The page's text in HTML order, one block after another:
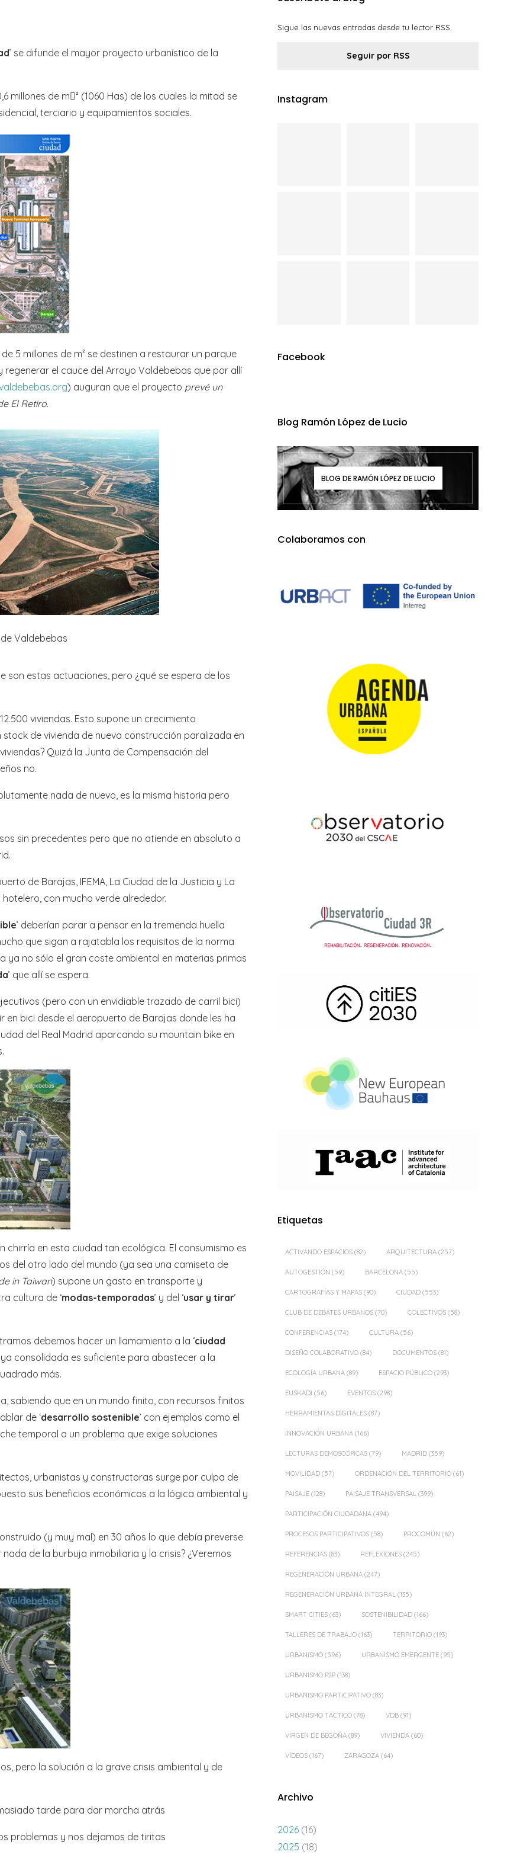
’ se difunde el mayor proyecto urbanístico de la
de m² (1060 Has) de los cuales la mitad se
terciario y equipamientos sociales.
5 millones de m² se destinen a restaurar un parque
el cauce del Arroyo Valdebebas que por allí
) auguran que el proyecto prevé un
El Retiro.
Valdebebas
estas actuaciones, pero ¿qué se espera de los
viviendas. Esto supone un crecimiento
de vivienda de nueva construcción paralizada en
Quizá la Junta de Compensación del
no.
nada de nuevo, es la misma historia pero
sin precedentes pero que no atiende en absoluto a
de Barajas, IFEMA, La Ciudad de la Justicia y La
con mucho verde alrededor.
’ deberían parar a pensar en la tremenda huella
que sigan a rajatabla los requisitos de la norma
ya no sólo el gran coste ambiental en materias primas
’ que allí se espera.
(pero con un envidiable trazado de carril bici)
en bici desde el aeropuerto de Barajas donde les ha
del Real Madrid aparcando su mountain bike en
en esta ciudad tan ecológica. El consumismo es
del otro lado del mundo (ya sea una camiseta de
in Taiwan) supone un gasto en transporte y
cultura de ‘modas-temporadas’ y del ‘usar y tirar’
debemos hacer un llamamiento a la ‘ciudad
consolidada es suficiente para abastecer a la
más.
sabiendo que en un mundo finito, con recursos finitos
de ‘desarrollo sostenible’ con ejemplos como el
temporal a un problema que exige soluciones
urbanistas y constructoras surge por culpa de
sus beneficios económicos a la lógica ambiental y
(y muy mal) en 30 años lo que debía preverse
de la burbuja inmobiliaria y la crisis? ¿Veremos
pero la solución a la grave crisis ambiental y de
tarde para dar marcha atrás
problemas y nos dejamos de tiritas
Sigue las nuevas entradas desde tu lector RSS.
Seguir por RSS
Instagram
Facebook
Blog Ramón López de Lucio
BLOG DE RAMÓN LÓPEZ DE LUCIO
Colaboramos con
Etiquetas
ACTIVANDO ESPACIOS (82) ARQUITECTURA (257)
AUTOGESTIÓN (59) BARCELONA (55)
CARTOGRAFÍAS Y MAPAS (90) CIUDAD (553)
CLUB DE DEBATES URBANOS (70) COLECTIVOS (58)
CONFERENCIAS (174) CULTURA (56)
DISEÑO COLABORATIVO (84) DOCUMENTOS (81)
ECOLOGÍA URBANA (89) ESPACIO PÚBLICO (293)
EUSKADI (56) EVENTOS (298)
HERRAMIENTAS DIGITALES (87)
INNOVACIÓN URBANA (166)
LECTURAS DEMOSCÓPICAS (79) MADRID (359)
MOVILIDAD (57) ORDENACIÓN DEL TERRITORIO (61)
PAISAJE (128) PAISAJE TRANSVERSAL (399)
PARTICIPACIÓN CIUDADANA (494)
PROCESOS PARTICIPATIVOS (58) PROCOMÚN (62)
REFERENCIAS (83) REFLEXIONES (245)
REGENERACIÓN URBANA (247)
REGENERACIÓN URBANA INTEGRAL (135)
SMART CITIES (63) SOSTENIBILIDAD (166)
TALLERES DE TRABAJO (163) TERRITORIO (193)
URBANISMO (596) URBANISMO EMERGENTE (95)
URBANISMO P2P (138)
URBANISMO PARTICIPATIVO (83)
URBANISMO TÁCTICO (78) VDB (91)
VIRGEN DE BEGOÑA (89) VIVIENDA (60)
VÍDEOS (167) ZARAGOZA (64)
Archivo
2026 (16)
2025 (18)